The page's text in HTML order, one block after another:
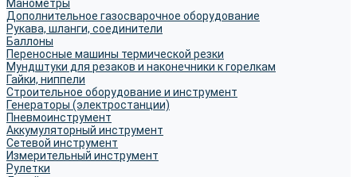
Манометры
Дополнительное газосварочное оборудование
Рукава, шланги, соединители
Баллоны
Переносные машины термической резки
Мундштуки для резаков и наконечники к горелкам
Гайки, ниппели
Строительное оборудование и инструмент
Генераторы (электростанции)
Пневмоинструмент
Аккумуляторный инструмент
Сетевой инструмент
Измерительный инструмент
Рулетки